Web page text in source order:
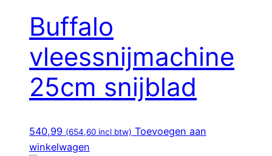
Buffalo
vleessnijmachine
25cm snijblad
540,99 (654,60 incl btw) Toevoegen aan
winkelwagen